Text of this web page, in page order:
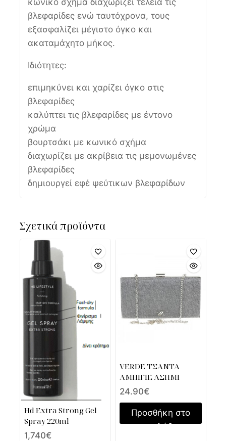
κωνικό σχήμα διαχωρίζει τέλεια τις
βλεφαρίδες ενώ ταυτόχρονα, τους
εξασφαλίζει μέγιστο όγκο και
ακαταμάχητο μήκος.
Ιδιότητες:
επιμηκύνει και χαρίζει όγκο στις
βλεφαρίδες
καλύπτει τις βλεφαρίδες με έντονο
χρώμα
βουρτσάκι με κωνικό σχήμα
διαχωρίζει με ακρίβεια τις μεμονωμένες
βλεφαρίδες
δημιουργεί εφέ ψεύτικων βλεφαρίδων
Σχετικά προϊόντα
Hd Extra Strong Gel
Spray 220ml
1,740€
VERDE ΤΣΑΝΤΑ
ΑΜΠΙΓΙΕ ΑΣΗΜΙ
24.90€
Προσθήκη στο
καλάθι